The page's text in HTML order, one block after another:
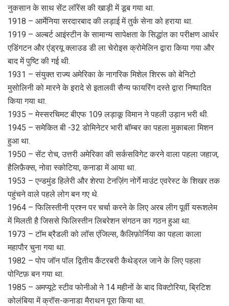
नुकसान के साथ सेंट लॉरेंस की खाड़ी में डूब गया था.
1918 – आर्मेनिया सरदारबाद की लड़ाई में तुर्क सेना को हराया था.
1919 – अल्बर्ट आइंस्टीन के सामान्य सापेक्षता के सिद्धांत का परीक्षण आर्थर
एडिंगटन और एंड्रयू क्लाउड डी ला चेरोइस क्रोमेलिन द्वारा किया गया और
बाद में पुष्टि की गई थी.
1931 – संयुक्त राज्य अमेरिका के नागरिक मिशेल शिररू को बेनिटो
मुसोलिनी को मारने के इरादे से इतालवी सैन्य फायरिंग दस्ते द्वारा निष्पादित
किया गया था.
1935 – मेस्सरचिमट बीएफ 109 लड़ाकू विमान ने पहली उड़ान भरी थी.
1945 – समेकित बी -32 डोमिनेटर भारी बॉम्बर का पहला मुकाबला मिशन
हुआ था.
1950 – सेंट रोच, उत्तरी अमेरिका की सर्कसविगेट करने वाला पहला जहाज,
हैलिफ़ैक्स, नोवा स्कोटिया, कनाडा में आया था.
1953 – एन्डमुंड हिलेरी और शेरपा टेनज़िंग नोर्गे माउंट एवरेस्ट के शिखर तक
पहुंचने वाले पहले लोग बन गए थे.
1964 – फिलिस्तीनी प्रश्न पर चर्चा करने के लिए अरब लीग पूर्वी यरूशलेम
में मिलती है जिससे फिलिस्तीन लिबरेशन संगठन का गठन हुआ था.
1973 – टॉम ब्रैडली को लॉस एंजिल्स, कैलिफ़ोर्निया का पहला काला
महापौर चुना गया था.
1982 – पोप जॉन पॉल द्वितीय कैंटरबरी कैथेड्रल जाने के लिए पहला
पोन्टिफ़ बन गया था.
1985 – अमप्यूटे स्टीव फोनीओ ने 14 महीनों के बाद विक्टोरिया, ब्रिटिश
कोलंबिया में क्रॉस-कनाडा मैराथन पूरा किया था.